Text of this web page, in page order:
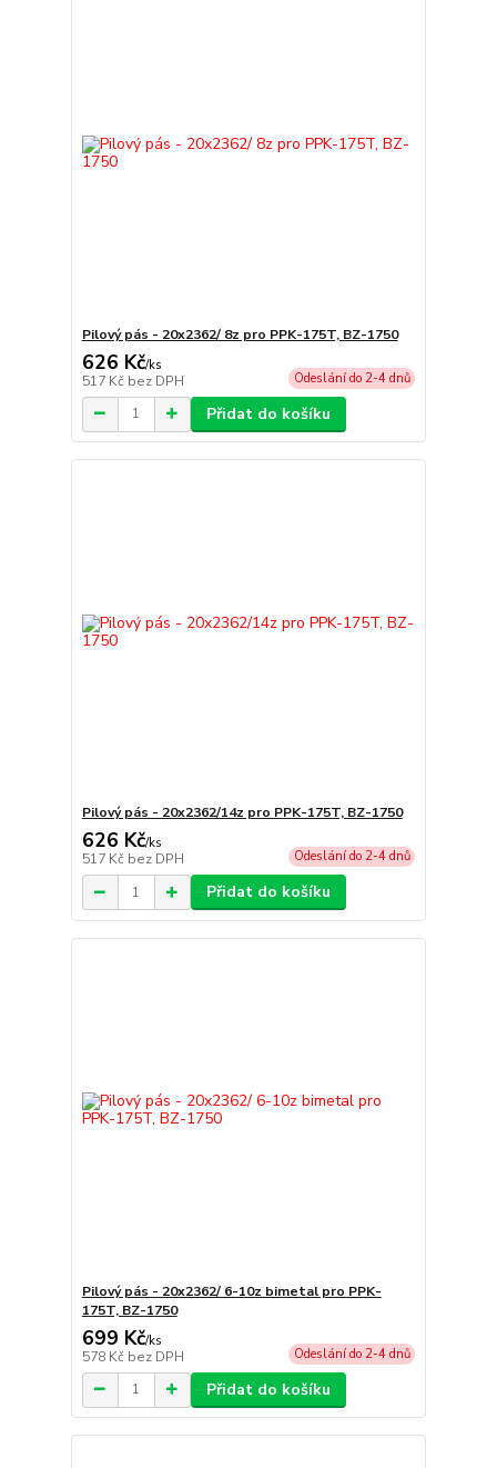
Pilový pás - 20x2362/ 8z pro PPK-175T, BZ-1750
626 Kč/ks
517 Kč bez DPH Odeslání do 2-4 dnů
Přidat do košíku
Pilový pás - 20x2362/14z pro PPK-175T, BZ-1750
626 Kč/ks
517 Kč bez DPH Odeslání do 2-4 dnů
Přidat do košíku
Pilový pás - 20x2362/ 6-10z bimetal pro PPK-
175T, BZ-1750
699 Kč/ks
578 Kč bez DPH Odeslání do 2-4 dnů
Přidat do košíku